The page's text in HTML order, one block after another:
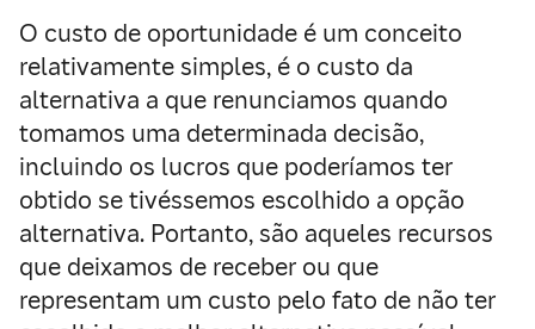
O custo de oportunidade é um conceito
relativamente simples, é o custo da
alternativa a que renunciamos quando
tomamos uma determinada decisão,
incluindo os lucros que poderíamos ter
obtido se tivéssemos escolhido a opção
alternativa. Portanto, são aqueles recursos
que deixamos de receber ou que
representam um custo pelo fato de não ter